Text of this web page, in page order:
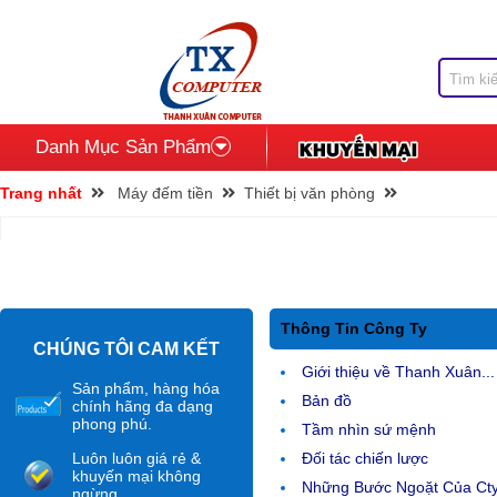
Danh Mục Sản Phẩm
Trang nhất Máy đếm tiền Thiết bị văn phòng
CHÚNG TÔI CAM KẾT
Sản phẩm, hàng hóa
chính hãng đa dạng
phong phú.
Luôn luôn giá rẻ &
khuyến mại không
Thông Tin Công Ty
Giới thiệu về Thanh Xuân...
Bản đồ
Tầm nhìn sứ mệnh
Đối tác chiến lược
Những Bước Ngoặt Của